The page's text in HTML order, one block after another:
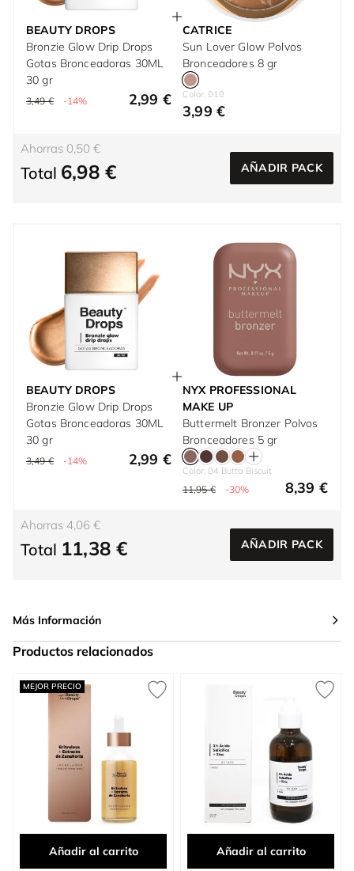
BEAUTY DROPS
Bronzie Glow Drip Drops
Gotas Bronceadoras 30ML
30 gr
3,49 € -14% 2,99 €
CATRICE
Sun Lover Glow Polvos
Bronceadores 8 gr
Color: 010
3,99 €
Ahorras 0,50 €
Total 6,98 € AÑADIR PACK
BEAUTY DROPS
Bronzie Glow Drip Drops
Gotas Bronceadoras 30ML
30 gr
3,49 € -14% 2,99 €
NYX PROFESSIONAL
MAKE UP
Buttermelt Bronzer Polvos
Bronceadores 5 gr
Color: 04 Butta Biscuit
11,95 € -30% 8,39 €
Ahorras 4,06 €
Total 11,38 € AÑADIR PACK
Más Información
Productos relacionados
Press to skip carousel
MEJOR PRECIO
Añadir al carrito Añadir al carrito